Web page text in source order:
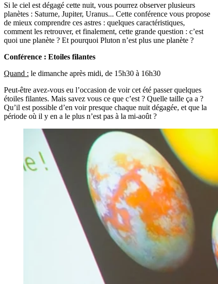
Si le ciel est dégagé cette nuit, vous pourrez observer plusieurs
planètes : Saturne, Jupiter, Uranus... Cette conférence vous propose
de mieux comprendre ces astres : quelques caractéristiques,
comment les retrouver, et finalement, cette grande question : c’est
quoi une planète ? Et pourquoi Pluton n’est plus une planète ?
Conférence : Etoiles filantes
Quand : le dimanche après midi, de 15h30 à 16h30
Peut-être avez-vous eu l’occasion de voir cet été passer quelques
étoiles filantes. Mais savez vous ce que c’est ? Quelle taille ça a ?
Qu’il est possible d’en voir presque chaque nuit dégagée, et que la
période où il y en a le plus n’est pas à la mi-août ?